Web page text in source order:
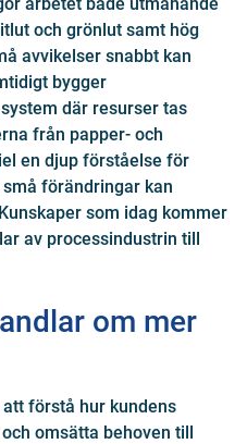
och grönlut samt hög
avvikelser snabbt kan
bygger
där resurser tas
från papper- och
en djup förståelse för
förändringar kan
som idag kommer
av processindustrin till
om mer
förstå hur kundens
omsätta behoven till